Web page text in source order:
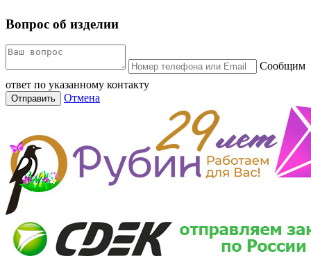
Вопрос об изделии
Сообщим
ответ по указанному контакту
Отправить Отмена